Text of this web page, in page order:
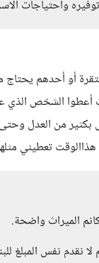
واحتياجات
أو أحدهم
الشخص الذي
بكثير من العدل
تعطيني
الميراث واضحة.
نقدم نفس المبلغ